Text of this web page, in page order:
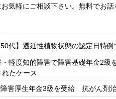
気軽にご相談下さい。無料でお話
50代】遷延性植物状態の認定日特
軽度知的障害で障害基礎年金2級
れたケース
障害厚生年金3級を受給 抗がん剤